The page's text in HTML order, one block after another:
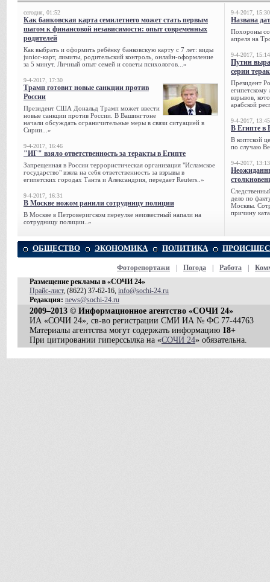
сегодня, 01:52
Как банковская карта семилетнего может стать первым
шагом к финансовой независимости: опыт современных
родителей
Как выбрать и оформить ребёнку банковскую карту с 7 лет: виды
junior-карт, лимиты, родительский контроль, онлайн-оформление
за 5 минут. Личный опыт семей и советы психологов...»
9-4-2017, 17:30
Трамп готовит новые санкции против
России
Президент США Дональд Трамп может ввести
новые санкции против России. В Вашингтоне
начали обсуждать ограничительные меры в связи ситуацией в
Сирии...»
9-4-2017, 16:46
"ИГ" взяло ответственность за теракты в Египте
Запрещенная в России террористическая организация "Исламское
государство" взяла на себя ответственность за взрывы в
египетских городах Танта и Александрия, передает Reuters..»
9-4-2017, 16:31
В Москве ножом ранили сотрудницу полиции
В Москве в Петроверигском переулке неизвестный напали на
сотрудницу полиции..»
9-4-2017, 15:30
Названа
Похороны
апреля на
9-4-2017, 15:14
Путин
серии
Президент
египетскому
взрывов,
арабской
9-4-2017, 13:45
В Египте в
В коптской
по случаю
9-4-2017, 13:13
дело по
Москвы.
причину
ОБЩЕСТВО ЭКОНОМИКА ПОЛИТИКА
Фоторепортажи Погода Работа
Размещение рекламы в «СОЧИ 24»
Прайс-лист, (8622) 37-62-16, info@sochi-24.ru
Редакция: news@sochi-24.ru
2009–2013 © Информационное агентство «СОЧИ 24»
ИА «СОЧИ 24», св-во регистрации СМИ ИА № ФС 77-44763
Материалы агентства могут содержать информацию 18+
При цитировании гиперссылка на «СОЧИ 24» обязательна.